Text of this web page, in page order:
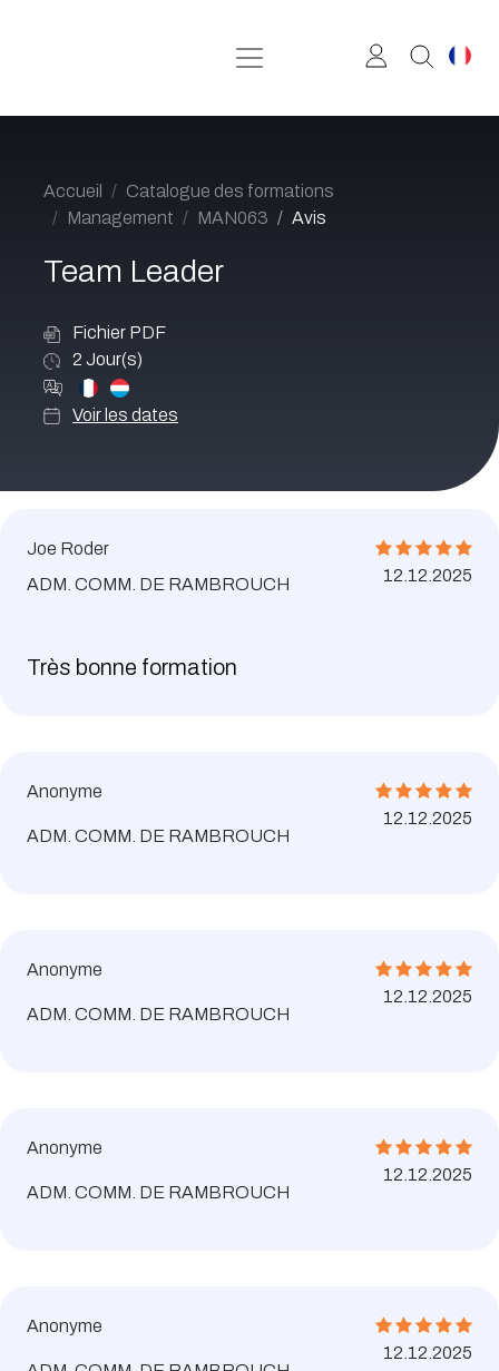
Accueil
Catalogue des formations
Management
MAN063 Avis
Team Leader
Fichier PDF
2 Jour(s)
Voir les dates
Joe Roder
ADM. COMM. DE RAMBROUCH
12.12.2025
Très bonne formation
Anonyme
ADM. COMM. DE RAMBROUCH
12.12.2025
Anonyme
ADM. COMM. DE RAMBROUCH
12.12.2025
Anonyme
ADM. COMM. DE RAMBROUCH
12.12.2025
Anonyme
12.12.2025